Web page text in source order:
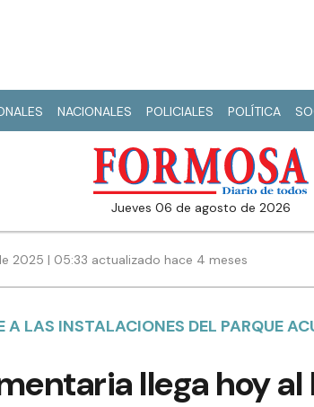
NACIONALES POLICIALES POLÍTICA
jueves 06 de agosto de 2026
2025 | 05:33 actualizado hace 4 meses
A LAS INSTALACIONES DEL PARQUE
llega hoy al